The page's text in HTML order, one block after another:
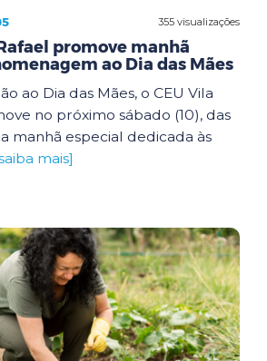
355 visualizações
promove manhã
ao Dia das Mães
ao Dia das Mães, o CEU Vila
no próximo sábado (10), das
manhã especial dedicada às
mais]